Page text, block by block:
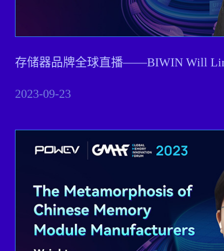
存储器品牌全球直播——BIWIN Will Lin
2023-09-23